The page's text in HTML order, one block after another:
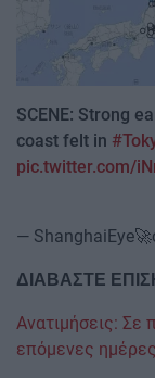
SCENE: Strong
coast felt in
pic.twitter.com/
—
ΔΙΑΒΑΣΤΕ
Ανατιμήσεις: Σε
επόμενες ημέρες